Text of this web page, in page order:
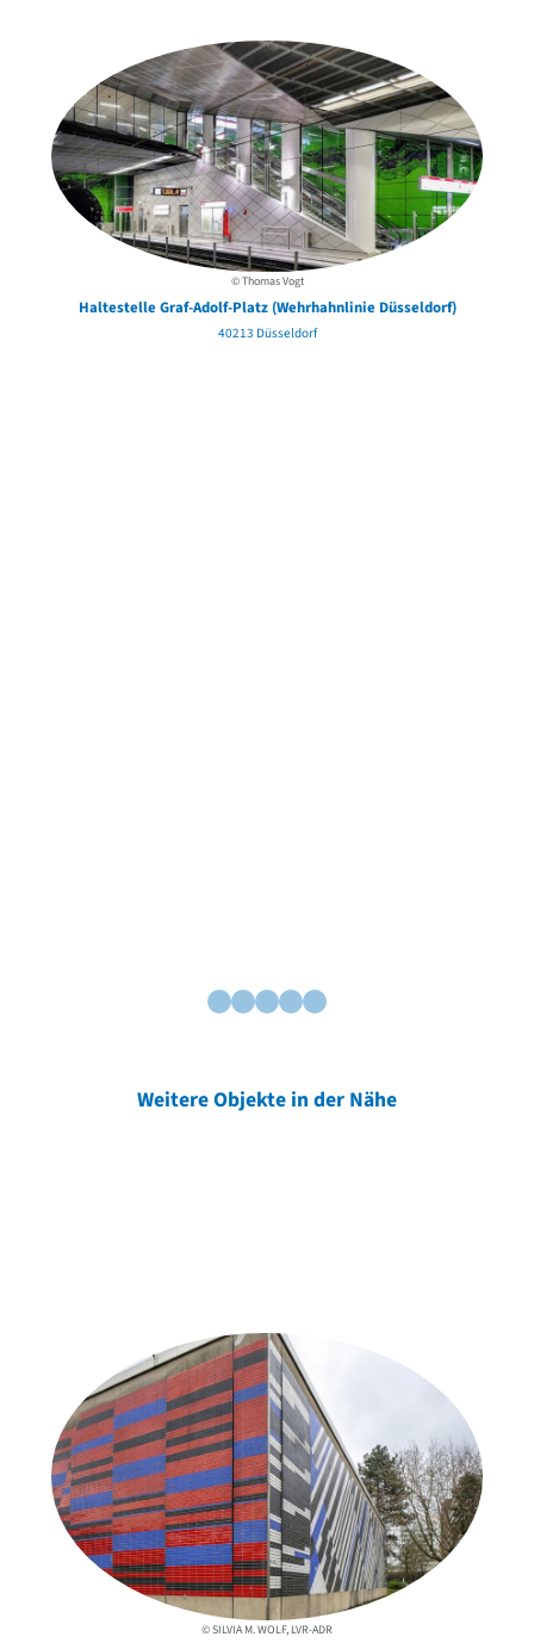
© Thomas Vogt
Haltestelle Graf-Adolf-Platz (Wehrhahnlinie Düsseldorf)
40213 Düsseldorf
Weitere Objekte in der Nähe
© SILVIA M. WOLF, LVR-ADR